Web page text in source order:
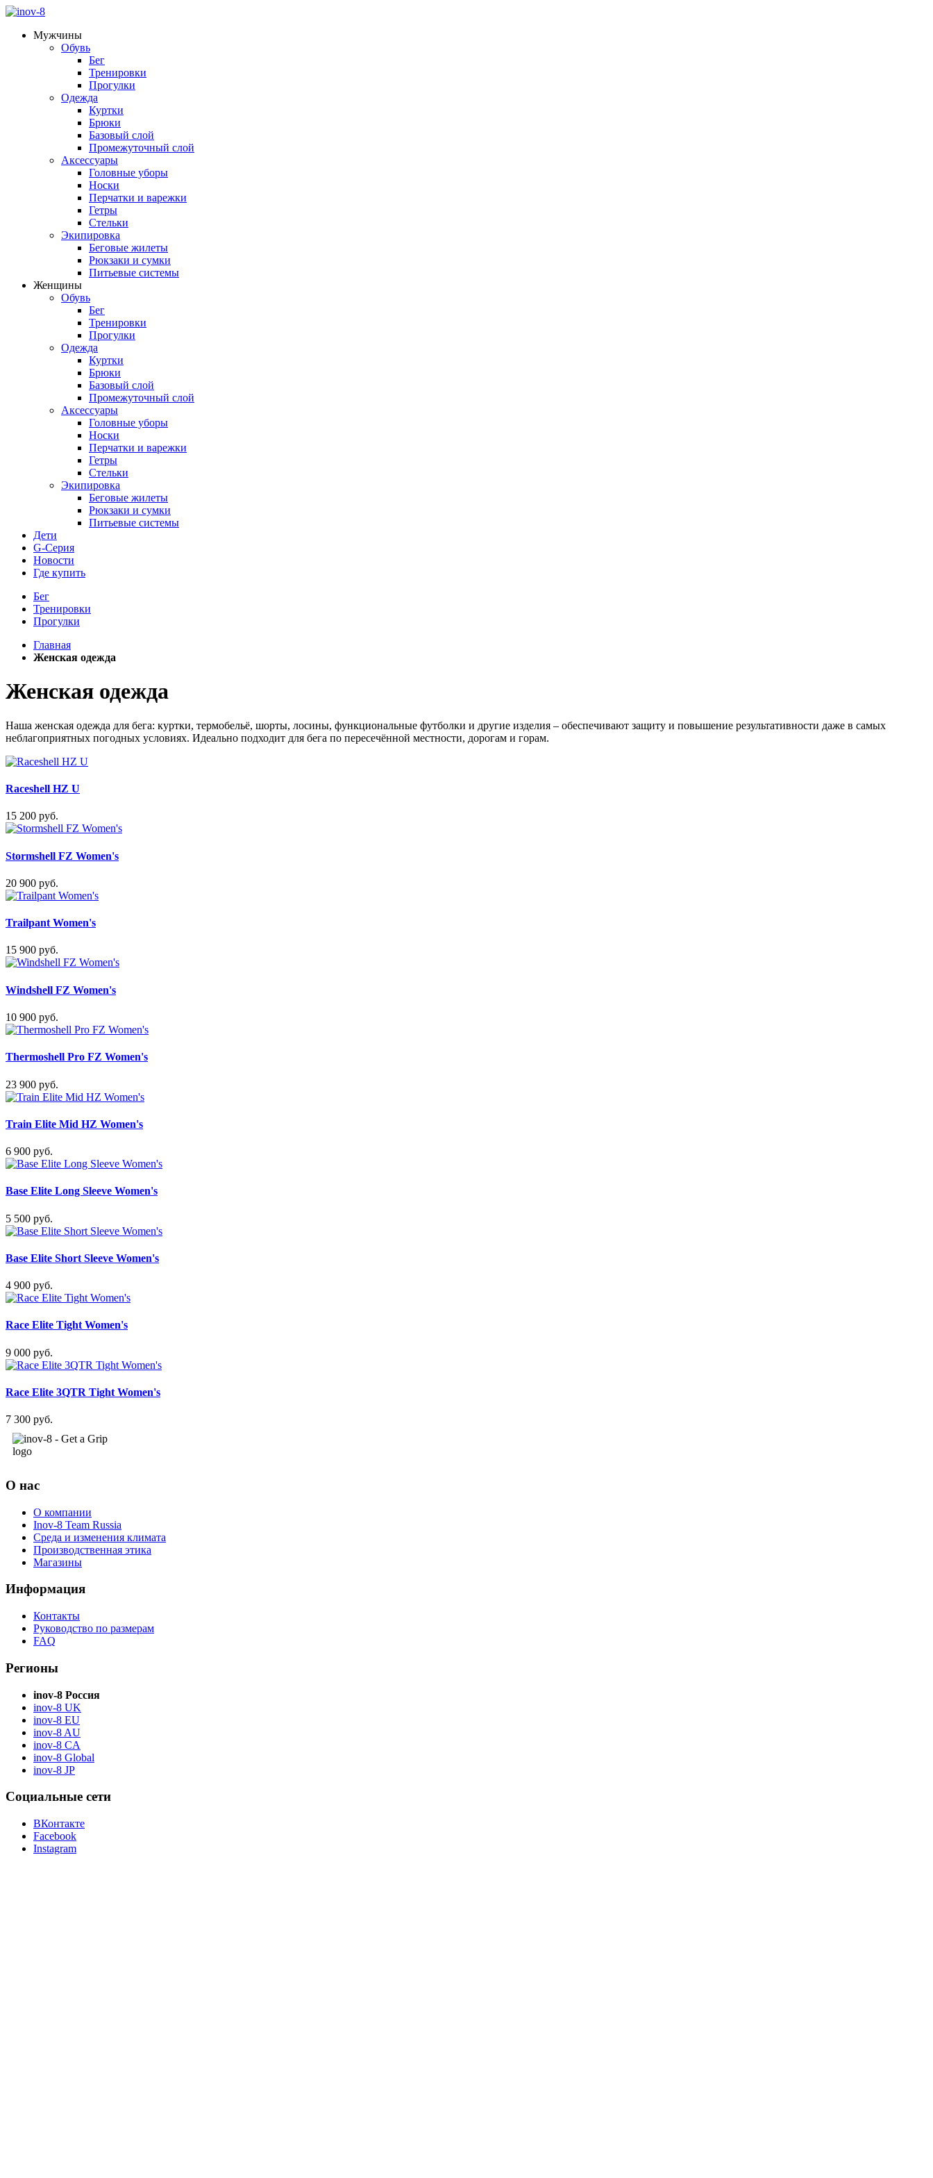
Мужчины
Обувь
Бег
Тренировки
Прогулки
Одежда
Куртки
Брюки
Базовый слой
Промежуточный слой
Аксессуары
Головные уборы
Носки
Перчатки и варежки
Гетры
Стельки
Экипировка
Беговые жилеты
Рюкзаки и сумки
Питьевые системы
Женщины
Обувь
Бег
Тренировки
Прогулки
Одежда
Куртки
Брюки
Базовый слой
Промежуточный слой
Аксессуары
Головные уборы
Носки
Перчатки и варежки
Гетры
Стельки
Экипировка
Беговые жилеты
Рюкзаки и сумки
Питьевые системы
Дети
G-Серия
Новости
Где купить
Бег
Тренировки
Прогулки
Главная
Женская одежда
Женская одежда
Наша женская одежда для бега: куртки, термобельё, шорты, лосины, функциональные футболки и другие изделия – обеспечивают защиту и повышение результативности даже в самых
неблагоприятных погодных условиях. Идеально подходит для бега по пересечённой местности, дорогам и горам.
Raceshell HZ U
15 200 руб.
Stormshell FZ Women's
20 900 руб.
Trailpant Women's
15 900 руб.
Windshell FZ Women's
10 900 руб.
Thermoshell Pro FZ Women's
23 900 руб.
Train Elite Mid HZ Women's
6 900 руб.
Base Elite Long Sleeve Women's
5 500 руб.
Base Elite Short Sleeve Women's
4 900 руб.
Race Elite Tight Women's
9 000 руб.
Race Elite 3QTR Tight Women's
7 300 руб.
О нас
О компании
Inov-8 Team Russia
Среда и изменения климата
Производственная этика
Магазины
Информация
Контакты
Руководство по размерам
FAQ
Регионы
inov-8 Россия
inov-8 UK
inov-8 EU
inov-8 AU
inov-8 CA
inov-8 Global
inov-8 JP
Социальные сети
ВКонтакте
Facebook
Instagram